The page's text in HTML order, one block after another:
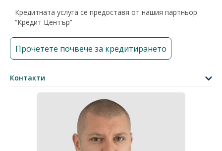
Кредитната услуга се предоставя от нашия партньор
“Кредит Център”
Прочетете почвече за кредитирането
Контакти